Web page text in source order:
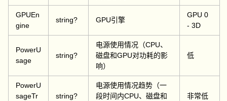
GPUEn
gine
string? GPU引擎
GPU 0
- 3D
PowerU
sage
string?
电源使用情况（CPU、
磁盘和GPU对功耗的影
响）
低
PowerU
sageTr
string?
电源使用情况趋势（一
段时间内CPU、磁盘和
非常低